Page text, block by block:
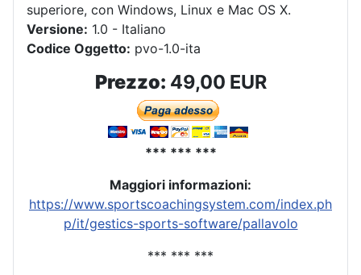
superiore, con Windows, Linux e Mac OS X.
Versione: 1.0 - Italiano
Codice Oggetto: pvo-1.0-ita
Prezzo: 49,00 EUR
*** *** ***
Maggiori informazioni:
https://www.sportscoachingsystem.com/index.ph
p/it/gestics-sports-software/pallavolo
*** *** ***